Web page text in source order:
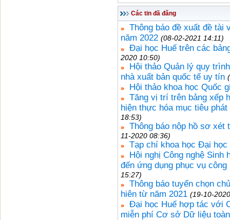
Các tin đã đăng
Thông báo đề xuất đề
năm 2022 (08-02-2021 14:11)
Đại học Huế trên các
2020 10:50)
Hội thảo Quản lý quy
nhà xuất bản quốc tế uy tín
Hội thảo khoa học Quốc
Tăng vị trí trên bảng xếp
hiện thực hóa mục tiêu
18:53)
Thông báo nộp hồ sơ xét
11-2020 08:36)
Tạp chí khoa học Đại học
Hội nghị Công nghệ Sinh
đến ứng dụng phục vụ
15:27)
Thông báo tuyển chọn
hiên từ năm 2021 (19-10-
Đại học Huế hợp tác với
miễn phí Cơ sở Dữ liệu